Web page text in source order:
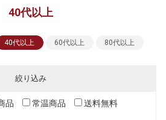
40代以上
40代以上 60代以上 80代以上
絞り込み
品 常温商品 送料無料